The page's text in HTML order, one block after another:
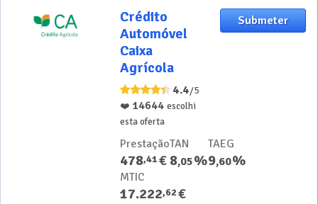
Crédito
Automóvel
Caixa
Agrícola
Crédito
Automóvel
Caixa
Agrícola
4.4/5
❤️ 14644 escolhi
esta oferta
Prestação
478,41€
TAN
8,05%
TAEG
9,60%
MTIC
17.222,62€
Submeter